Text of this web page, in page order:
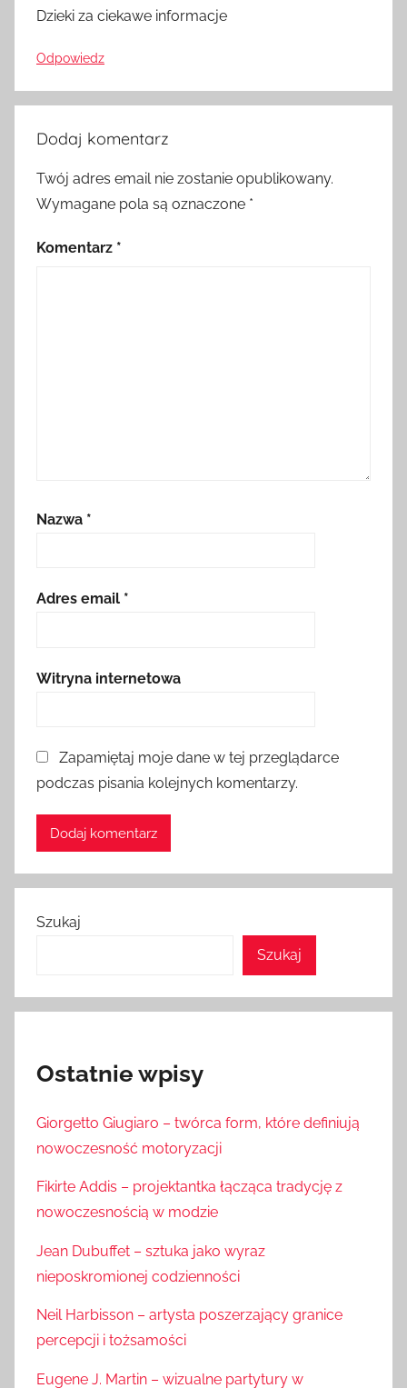
Dzieki za ciekawe informacje
Odpowiedz
Dodaj komentarz
Twój adres email nie zostanie opublikowany.
Wymagane pola są oznaczone *
Komentarz *
Nazwa *
Adres email *
Witryna internetowa
Zapamiętaj moje dane w tej przeglądarce
podczas pisania kolejnych komentarzy.
Szukaj
Szukaj
Ostatnie wpisy
Giorgetto Giugiaro – twórca form, które definiują
nowoczesność motoryzacji
Fikirte Addis – projektantka łącząca tradycję z
nowoczesnością w modzie
Jean Dubuffet – sztuka jako wyraz
nieposkromionej codzienności
Neil Harbisson – artysta poszerzający granice
percepcji i tożsamości
Eugene J. Martin – wizualne partytury w